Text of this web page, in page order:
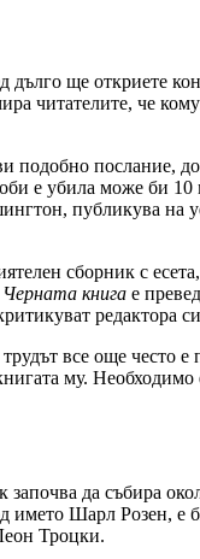
ще откриете
че
подобно послание,
е убила може
публикува
сборник с есета,
Черната книга е
редактора
все още често е
му.
да събира
името Шарл Розен,
Троцки.